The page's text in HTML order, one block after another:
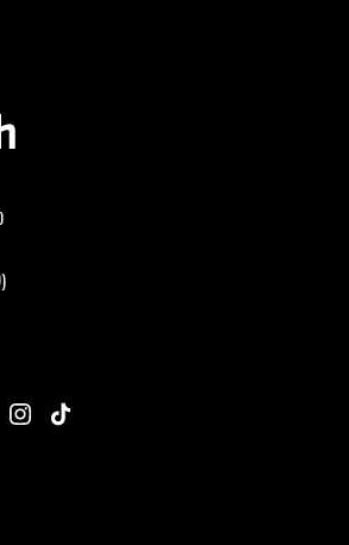
Strona otwiera się w nowym oknie.
Strona otwiera się w nowym oknie.
na LinkedIn. Strona otwiera się w nowym oknie.
Profil na YouTube. Strona otwiera się w nowym
Profil na Instagram. Strona otwiera się